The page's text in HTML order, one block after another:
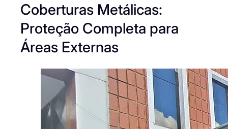
Coberturas Metálicas:
Proteção Completa para
Áreas Externas